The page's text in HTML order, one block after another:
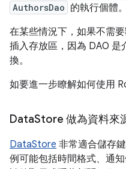
AuthorsDao 的執行個體。
在某些情況下，如果不需
插入存放區，因為 DAO
換。
如要進一步瞭解如何使用
DataStore 做為資料來
DataStore 非常適合儲存
例可能包括時間格式、通